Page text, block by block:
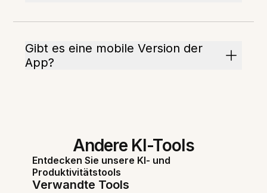
Gibt es eine mobile Version der
App?
Andere KI-Tools
Entdecken Sie unsere KI- und
Produktivitätstools
Verwandte Tools